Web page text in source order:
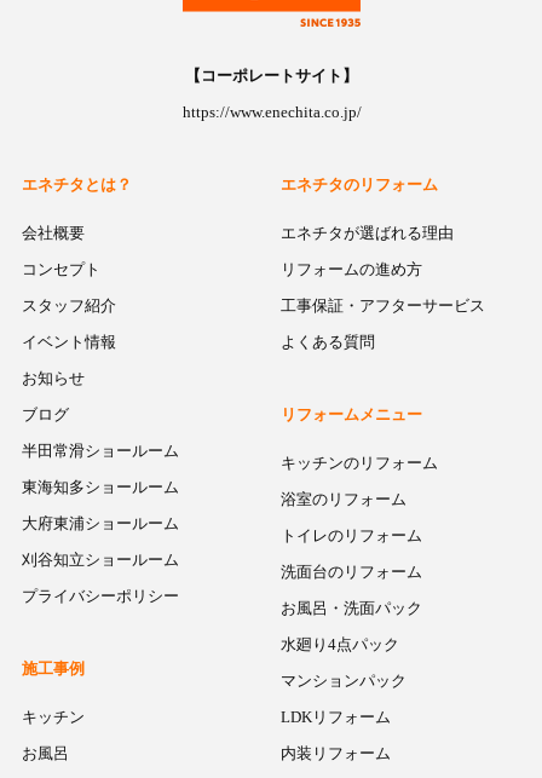
【コーポレートサイト】
https://www.enechita.co.jp/
エネチタとは？
会社概要
コンセプト
スタッフ紹介
イベント情報
お知らせ
ブログ
半田常滑ショールーム
東海知多ショールーム
大府東浦ショールーム
刈谷知立ショールーム
プライバシーポリシー
エネチタのリフォーム
エネチタが選ばれる理由
リフォームの進め方
工事保証・アフターサービス
よくある質問
リフォームメニュー
キッチンのリフォーム
浴室のリフォーム
トイレのリフォーム
洗面台のリフォーム
お風呂・洗面パック
水廻り4点パック
マンションパック
LDKリフォーム
内装リフォーム
施工事例
キッチン
お風呂